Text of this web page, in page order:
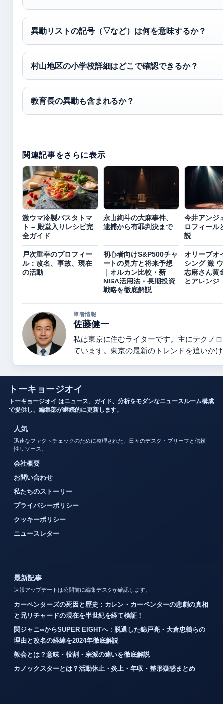
異動リストの記号（▽など）は何を意味するか？
村山地区の小学校詳細はどこで確認できるか？
教育長の異動も含まれるか？
関連記事をさらに表示
激ウマ冷製パスタトマ
ト – 殿堂入りレシピ完
全ガイド
永山絢斗の大麻事件、
逮捕から有罪判決まで
今井アンジ
ロフィール
説
戸次重幸のプロフィー
ル：改名、事故、現在
の活動
初心者向けS&P500チャ
ートの見方と将来予想
｜オルカン比較・新
NISA活用法・長期投資
戦略を徹底解説
オリーブオ
シング 激
志麻さん黄
とアレンジ
筆者情報
佐藤健一
私は東京に住むライターです。主にテクノ
ています。東京の最新のトレンドを追いか
トーキョージオイ
トーキョージオイ はニュース、ガイド、分析をモダンなニュースルーム構成
で提供し、編集部が継続的に更新します。
人気
迅速なファクトチェックのために整理された、日々のデスク・ブリーフと信頼
性リソース。
会社概要
お問い合わせ
私たちのストーリー
プライバシーポリシー
クッキーポリシー
ニュースレター
最新記事
速報アップデートは公開前に編集デスクが確認します。
カーペンターズの死因と歴史：カレン・カーペンターの悲劇の真相
と兄リチャードの現在を半世紀を経て検証！
関ジャニ∞からSUPER EIGHTへ：脱退した錦戸亮・大倉忠義らの
理由と改名の経緯を2024年徹底解説
教会とは？意味・役割・宗派の違いを徹底解説
カノックスターとは？活動休止・炎上・年収・整形疑惑まとめ